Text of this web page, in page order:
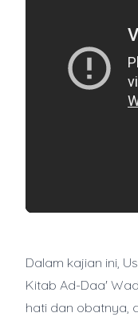
Dalam kajian ini,
Kitab Ad-Daa'
hati dan obatnya,